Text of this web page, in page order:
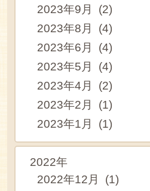
2023年9月 (2)
2023年8月 (4)
2023年6月 (4)
2023年5月 (4)
2023年4月 (2)
2023年2月 (1)
2023年1月 (1)
2022年
2022年12月 (1)